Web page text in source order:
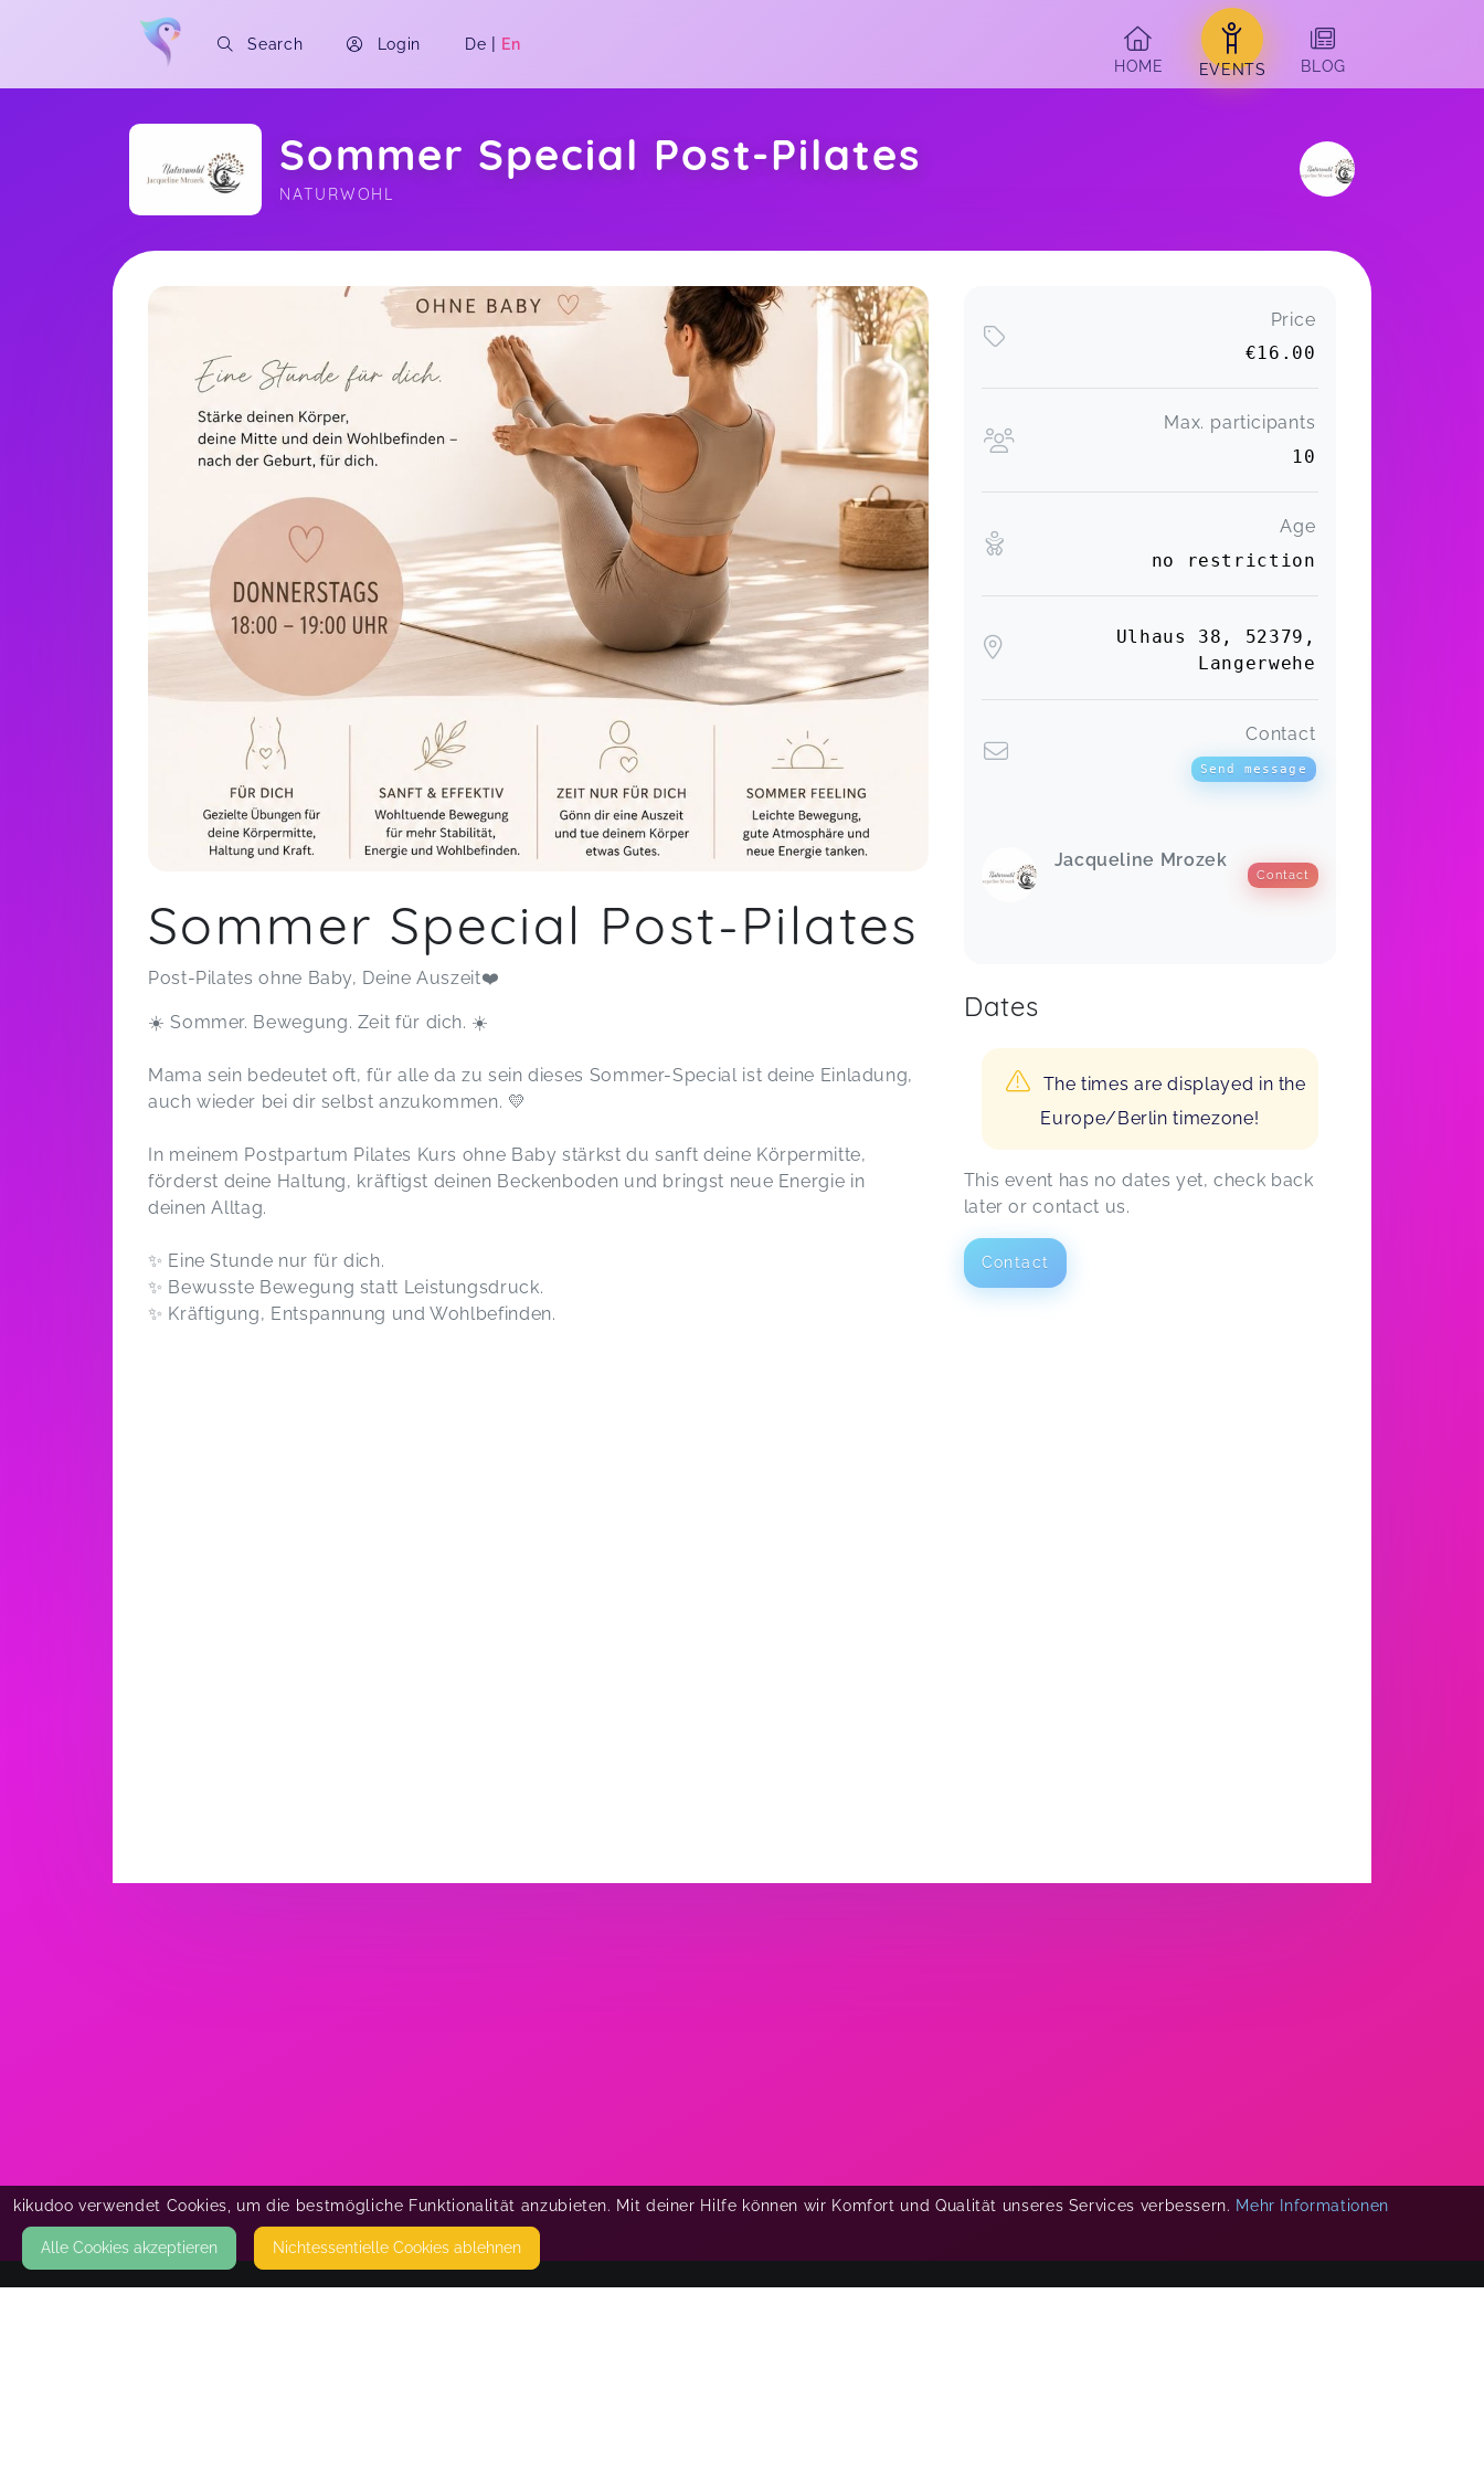
Search Login De | En
HOME
EVENTS BLOG
Sommer Special Post-Pilates
NATURWOHL
Soon you will learn more about me here...
Sommer Special Post-Pilates
Post-Pilates ohne Baby, Deine Auszeit❤️
☀️ Sommer. Bewegung. Zeit für dich. ☀️
Mama sein bedeutet oft, für alle da zu sein dieses Sommer-Special ist deine Einladung,
auch wieder bei dir selbst anzukommen. 💛
In meinem Postpartum Pilates Kurs ohne Baby stärkst du sanft deine Körpermitte,
förderst deine Haltung, kräftigst deinen Beckenboden und bringst neue Energie in
deinen Alltag.
✨ Eine Stunde nur für dich.
✨ Bewusste Bewegung statt Leistungsdruck.
✨ Kräftigung, Entspannung und Wohlbefinden.
Price
€16.00
Max. participants
10
Age
no restriction
Ulhaus 38, 52379,
Langerwehe
Contact
Send message
Jacqueline Mrozek
Contact
Dates
The times are displayed in the
Europe/Berlin timezone!
This event has no dates yet, check back
later or contact us.
Contact
kikudoo verwendet Cookies, um die bestmögliche Funktionalität anzubieten. Mit deiner Hilfe können wir Komfort und Qualität unseres Services verbessern. Mehr Informationen
Alle Cookies akzeptieren Nicht­essentielle Cookies ablehnen